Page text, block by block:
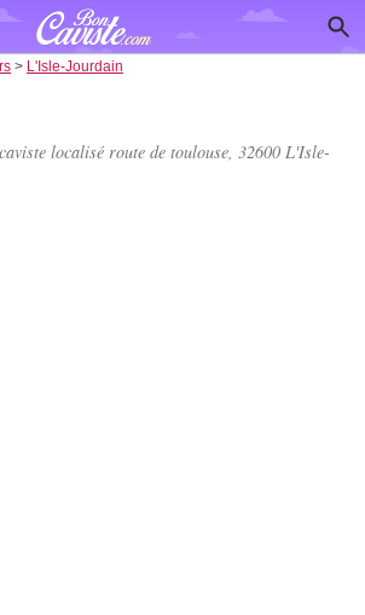
> L'Isle-Jourdain
localisé route de toulouse, 32600 L'Isle-